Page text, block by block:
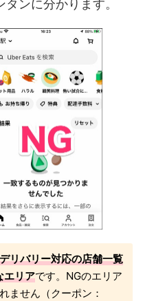
ンに分かります。
リバリー対応の店舗一覧
エリアです。NGのエリア
ません（クーポン：